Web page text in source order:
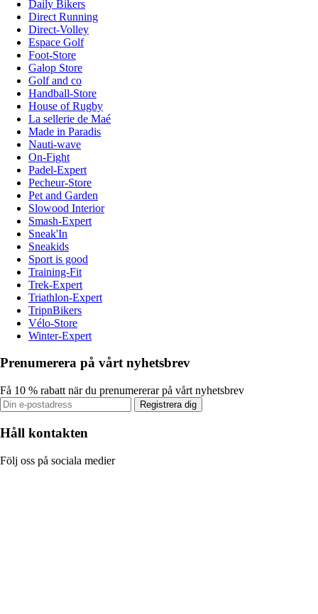
Daily Bikers
Direct Running
Direct-Volley
Espace Golf
Foot-Store
Galop Store
Golf and co
Handball-Store
House of Rugby
La sellerie de Maé
Made in Paradis
Nauti-wave
On-Fight
Padel-Expert
Pecheur-Store
Pet and Garden
Slowood Interior
Smash-Expert
Sneak'In
Sneakids
Sport is good
Training-Fit
Trek-Expert
Triathlon-Expert
TripnBikers
Vélo-Store
Winter-Expert
Prenumerera på vårt nyhetsbrev
Få 10 % rabatt när du prenumererar på vårt nyhetsbrev
Registrera dig
Håll kontakten
Följ oss på sociala medier